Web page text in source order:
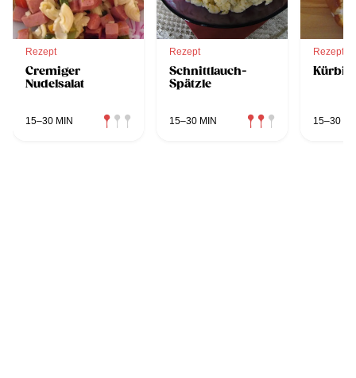
Rezept
Cremiger
Nudelsalat
15–30 MIN
Rezept
Schnittlauch-
Spätzle
15–30 MIN
Rezept
15–30